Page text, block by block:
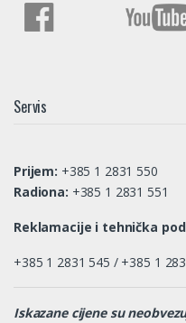
Servis
Prijem: +385 1 2831 550
Radiona: +385 1 2831 551
Reklamacije i tehnička
+385 1 2831 545 / +385 1
Iskazane cijene su